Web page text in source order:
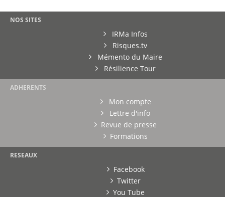
NOS SITES
IRMa Infos
Risques.tv
Mémento du Maire
Résilience Tour
ADHERENTS
Mon compte
Lettre d'info
Revue de presse
Formations
RESEAUX
Facebook
Twitter
You Tube